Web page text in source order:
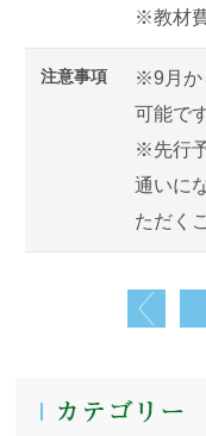
※教材
注意事項
※9月か
可能で
※先行
通いに
ただく